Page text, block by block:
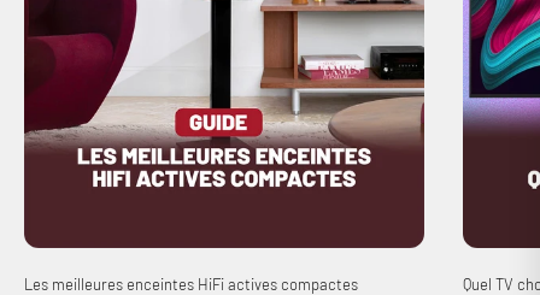
Les meilleures enceintes HiFi actives compactes Quel TV